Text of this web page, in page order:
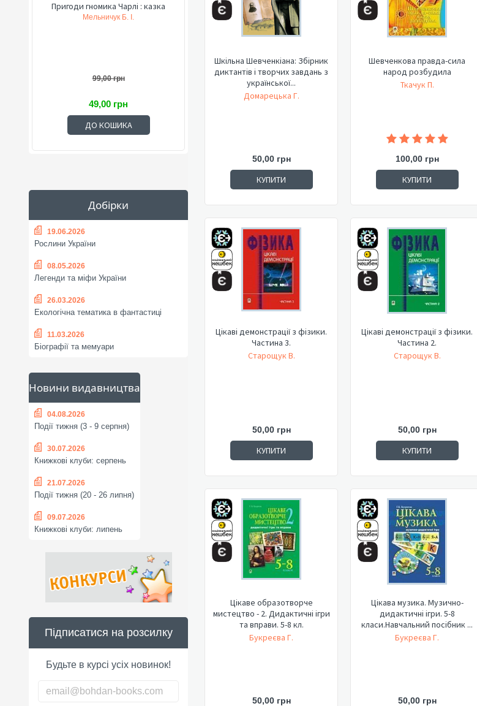
Пригоди гномика Чарлі : казка
Мельничук Б. І.
99,00 грн
49,00 грн
ДО КОШИКА
Добірки
19.06.2026
Рослини України
08.05.2026
Легенди та міфи України
26.03.2026
Екологічна тематика в фантастиці
11.03.2026
Біографії та мемуари
Новини видавництва
04.08.2026
Події тижня (3 - 9 серпня)
30.07.2026
Книжкові клуби: серпень
21.07.2026
Події тижня (20 - 26 липня)
09.07.2026
Книжкові клуби: липень
Підписатися на розсилку
Будьте в курсі усіх новинок!
Шкільна Шевченкіана: Збірник
диктантів і творчих завдань з
української...
Домарецька Г.
50,00 грн
КУПИТИ
Шевченкова правда-сила
народ розбудила
Ткачук П.
100,00 грн
КУПИТИ
Цікаві демонстрації з фізики.
Частина 3.
Старощук В.
50,00 грн
КУПИТИ
Цікаві демонстрації з фізики.
Частина 2.
Старощук В.
50,00 грн
КУПИТИ
Цікаве образотворче
мистецтво - 2. Дидактичні ігри
та вправи. 5-8 кл.
Букреєва Г.
50,00 грн
Цікава музика. Музично-
дидактичні ігри. 5-8
класи.Навчальний посібник ...
Букреєва Г.
50,00 грн